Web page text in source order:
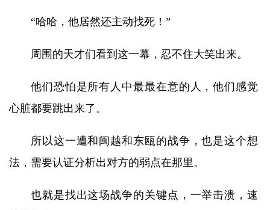
“哈哈，他居然还主动找死！”
周围的天才们看到这一幕，忍不住大笑出来。
他们恐怕是所有人中最最在意的人，他们感觉
心脏都要跳出来了。
所以这一遭和闽越和东瓯的战争，也是这个想
法，需要认证分析出对方的弱点在那里。
也就是找出这场战争的关键点，一举击溃，速